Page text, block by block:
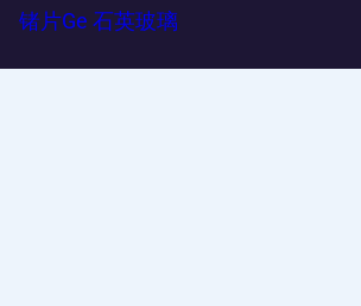
锗片Ge 石英玻璃